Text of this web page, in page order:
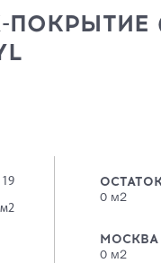
м2
0 м2
МОСКВА
0 м2